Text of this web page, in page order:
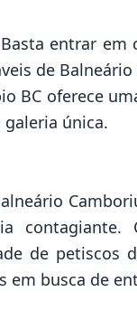
entrar em
de
BC oferece
única.
contagiante.
de
em busca de